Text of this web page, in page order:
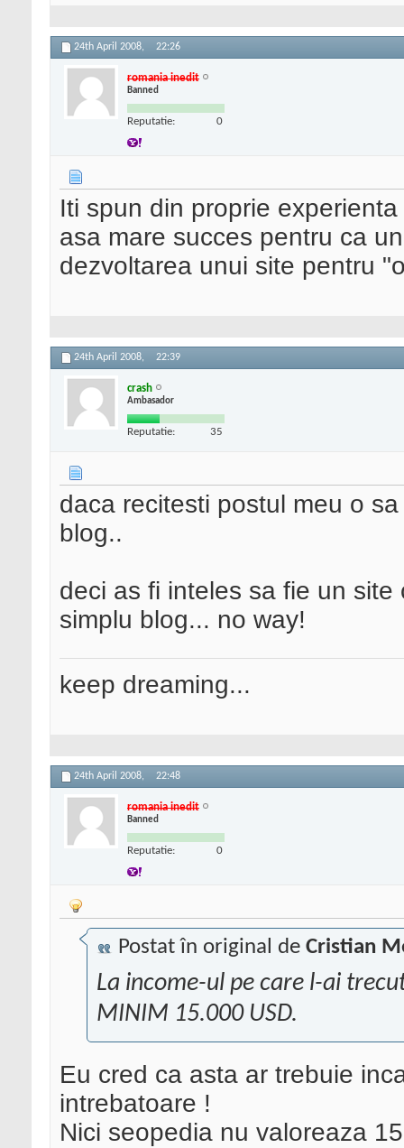
24th April 2008, 22:26
romania inedit
Banned
Reputatie: 0
Iti spun din proprie
asa mare succes pentru ca
dezvoltarea unui site pentru
24th April 2008, 22:39
crash
Ambasador
Reputatie: 35
daca recitesti postul meu o
blog..
deci as fi inteles sa fie un
simplu blog... no way!
keep dreaming...
24th April 2008, 22:48
romania inedit
Banned
Reputatie: 0
Postat în original de Cristian
La income-ul pe care l-ai
MINIM 15.000 USD.
Eu cred ca asta ar trebuie
intrebatoare !
Nici seopedia nu valoreaza